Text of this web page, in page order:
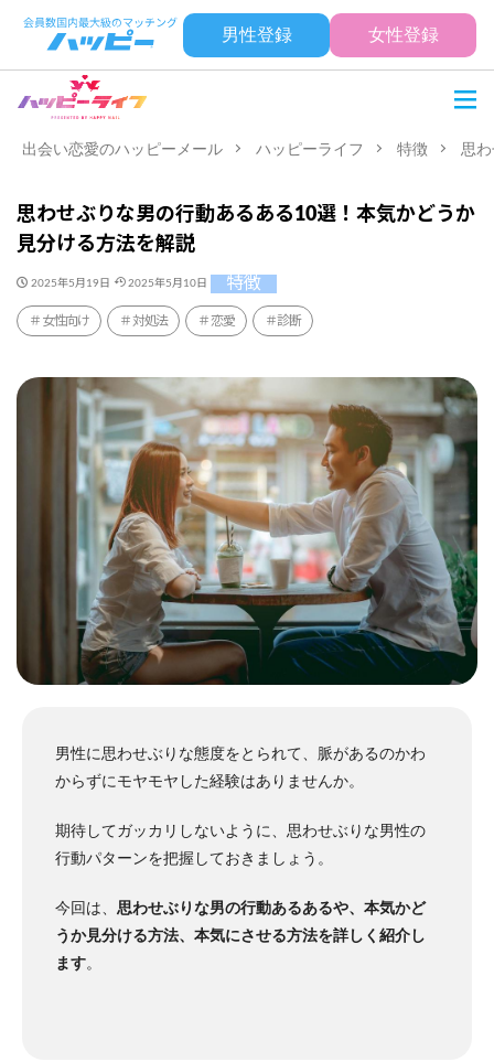
男性登録 女性登録
出会い恋愛のハッピーメール ハッピーライフ 特徴 思
思わせぶりな男の行動あるある10選！本気かどうか
見分ける方法を解説
2025年5月19日 2025年5月10日 特徴
女性向け 対処法 恋愛 診断
男性に思わせぶりな態度をとられて、脈があるのかわ
からずにモヤモヤした経験はありませんか。
期待してガッカリしないように、思わせぶりな男性の
行動パターンを把握しておきましょう。
今回は、 思わせぶりな男の行動あるあるや、本気かど
うか見分ける方法、本気にさせる方法を詳しく紹介し
ます。